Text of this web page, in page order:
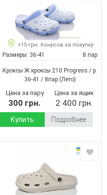
+15 грн. бонусов за покупку
Размеры: 36-41 8 пар
Кроксы Ж кроксы 210 Progress / p.
36-41 / 8пар(Лето)
Цена за пару
300 грн.
Цена за ящик
2 400 грн.
Купить Подробнее